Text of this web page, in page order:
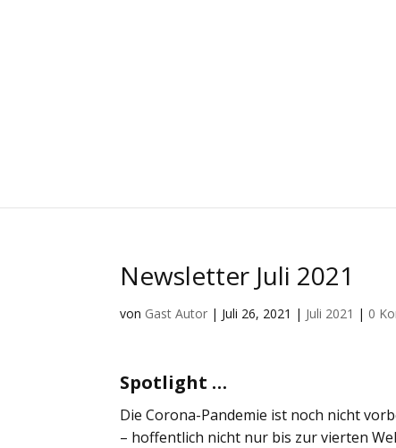
Newsletter Juli 2021
von Gast Autor | Juli 26, 2021 | Juli 2021 | 0
Spotlight …
Die Corona-Pandemie ist noch nicht
– hoffentlich nicht nur bis zur vierten